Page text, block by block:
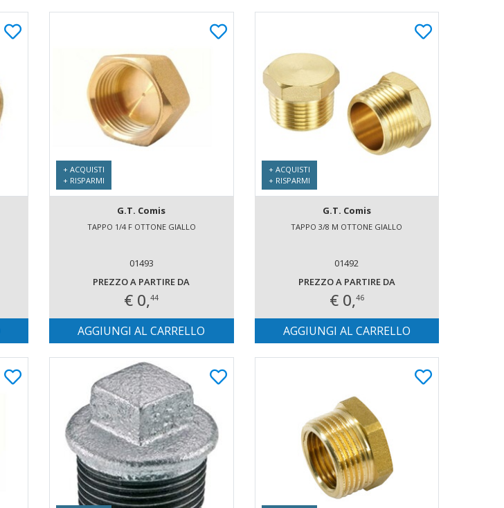
+ ACQUISTI
+ RISPARMI
G.T. Comis
TAPPO 1/4 F OTTONE GIALLO
01493
PREZZO A PARTIRE DA
€ 0,44
AGGIUNGI AL CARRELLO
+ ACQUISTI
+ RISPARMI
G.T. Comis
TAPPO 3/8 M OTTONE GIALLO
01492
PREZZO A PARTIRE DA
€ 0,46
AGGIUNGI AL CARRELLO